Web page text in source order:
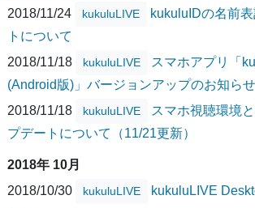
2018/11/24
kukuluLIVE
kukuluIDの名前
トについて
2018/11/18
kukuluLIVE
スマホアプリ「
(Android版)」バージョンアップのお知らせ
2018/11/18
kukuluLIVE
スマホ視聴環境
プデートについて（11/21更新）
2018年 10月
2018/10/30
kukuluLIVE
kukuluLIVE